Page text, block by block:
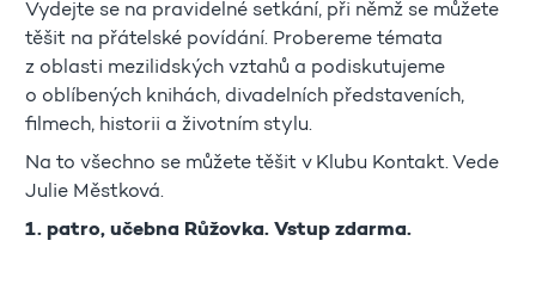
Vydejte se na pravidelné setkání, při němž se můžete
těšit na přátelské povídání. Probereme témata
z oblasti mezilidských vztahů a podiskutujeme
o oblíbených knihách, divadelních představeních,
filmech, historii a životním stylu.
Na to všechno se můžete těšit v Klubu Kontakt. Vede
Julie Městková.
1. patro, učebna Růžovka. Vstup zdarma.